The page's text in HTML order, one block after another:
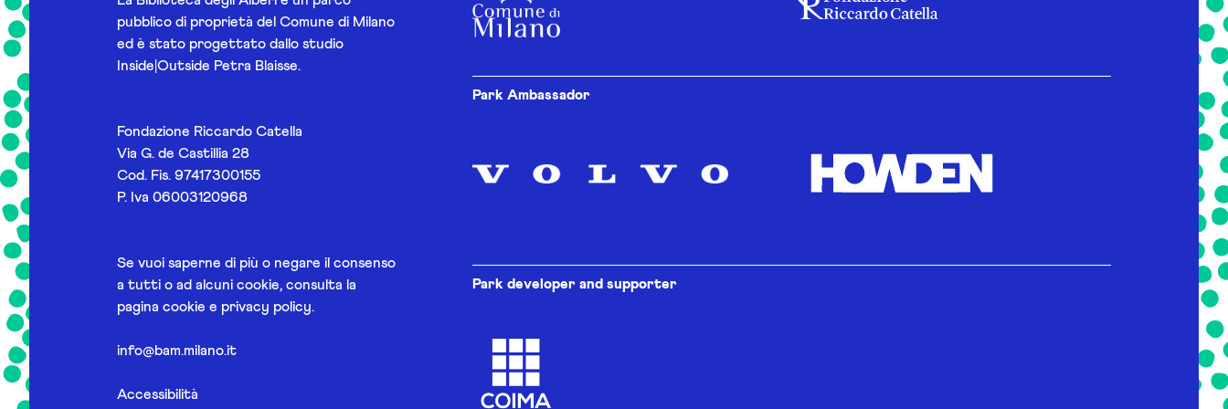
pubblico di proprietà del Comune di Milano
ed è stato progettato dallo studio
Inside|Outside Petra Blaisse.
Fondazione Riccardo Catella
Via G. de Castillia 28
Cod. Fis. 97417300155
P. Iva 06003120968
Se vuoi saperne di più o negare il consenso
a tutti o ad alcuni cookie, consulta la
pagina cookie e privacy policy.
info@bam.milano.it
Accessibilità
Park Ambassador
Park developer and supporter